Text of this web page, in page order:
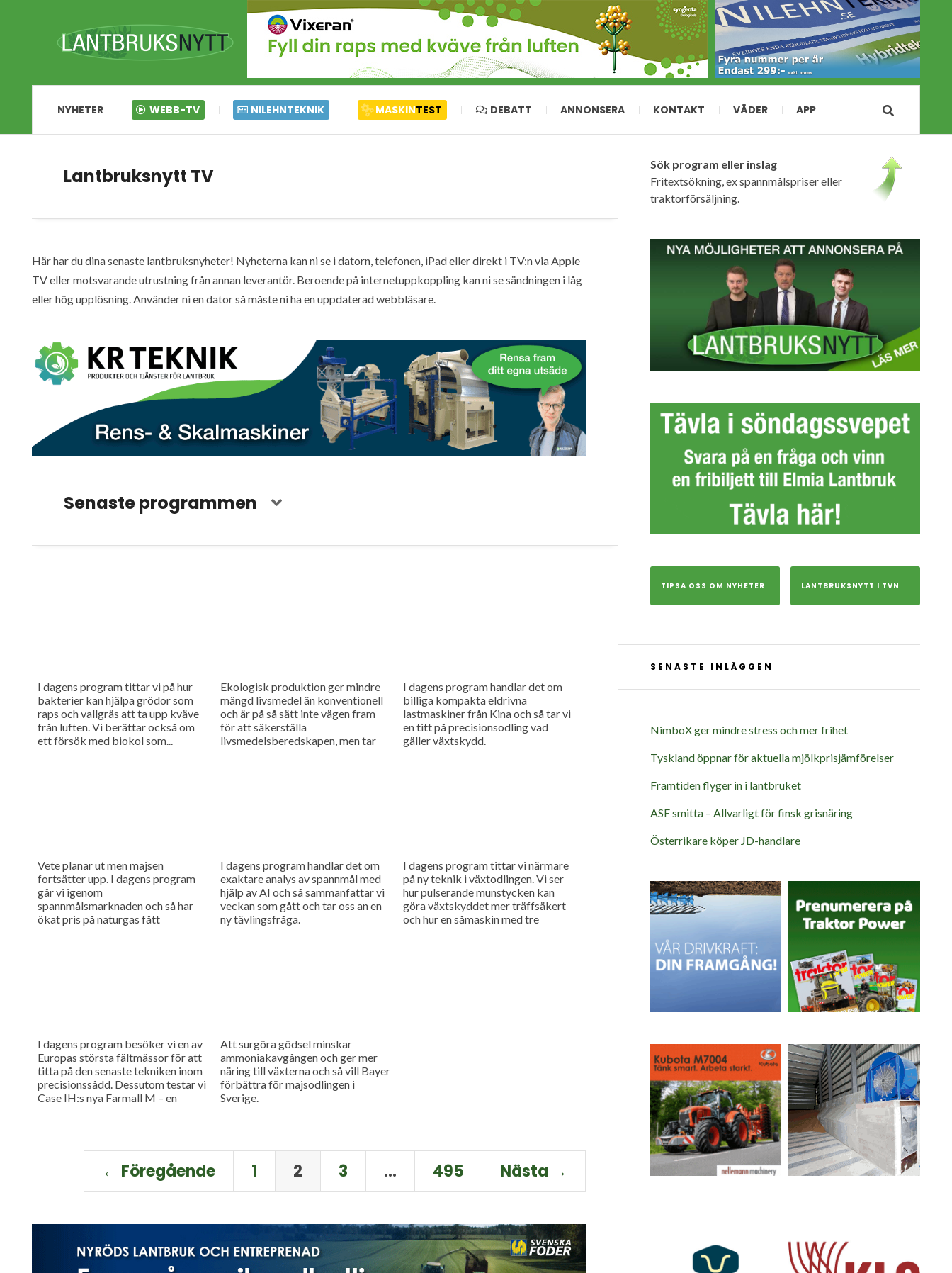
NYHETER WEBB-TV NILEHNTEKNIK MASKINTEST DEBATT ANNONSERA KONTAKT VÄDER APP
Lantbruksnytt TV
Här har du dina senaste lantbruksnyheter! Nyheterna kan ni se i datorn, telefonen, iPad eller direkt i TV:n via Apple
TV eller motsvarande utrustning från annan leverantör. Beroende på internetuppkoppling kan ni se sändningen i låg
eller hög upplösning. Använder ni en dator så måste ni ha en uppdaterad webbläsare.
Senaste programmen
I dagens program tittar vi på hur
bakterier kan hjälpa grödor som
raps och vallgräs att ta upp kväve
från luften. Vi berättar också om
ett försök med biokol som...
Ekologisk produktion ger mindre
mängd livsmedel än konventionell
och är på så sätt inte vägen fram
för att säkerställa
livsmedelsberedskapen, men tar
I dagens program handlar det om
billiga kompakta eldrivna
lastmaskiner från Kina och så tar vi
en titt på precisionsodling vad
gäller växtskydd.
Vete planar ut men majsen
fortsätter upp. I dagens program
går vi igenom
spannmålsmarknaden och så har
ökat pris på naturgas fått
I dagens program handlar det om
exaktare analys av spannmål med
hjälp av AI och så sammanfattar vi
veckan som gått och tar oss an en
ny tävlingsfråga.
I dagens program tittar vi närmare
på ny teknik i växtodlingen. Vi ser
hur pulserande munstycken kan
göra växtskyddet mer träffsäkert
och hur en såmaskin med tre
I dagens program besöker vi en av
Europas största fältmässor för att
titta på den senaste tekniken inom
precisionssådd. Dessutom testar vi
Case IH:s nya Farmall M – en
Att surgöra gödsel minskar
ammoniakavgången och ger mer
näring till växterna och så vill Bayer
förbättra för majsodlingen i
Sverige.
← Föregående 1 2 3 … 495 Nästa →
Sök program eller inslag
Fritextsökning, ex spannmålspriser eller
traktorförsäljning.
TIPSA OSS OM NYHETER LANTBRUKSNYTT I TVN
SENASTE INLÄGGEN
NimboX ger mindre stress och mer frihet
Tyskland öppnar för aktuella mjölkprisjämförelser
Framtiden flyger in i lantbruket
ASF smitta – Allvarligt för finsk grisnäring
Österrikare köper JD-handlare